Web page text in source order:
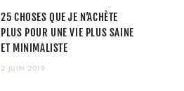
25 CHOSES QUE JE N’ACHÈTE
PLUS POUR UNE VIE PLUS SAINE
ET MINIMALISTE
2 JUIN 2019